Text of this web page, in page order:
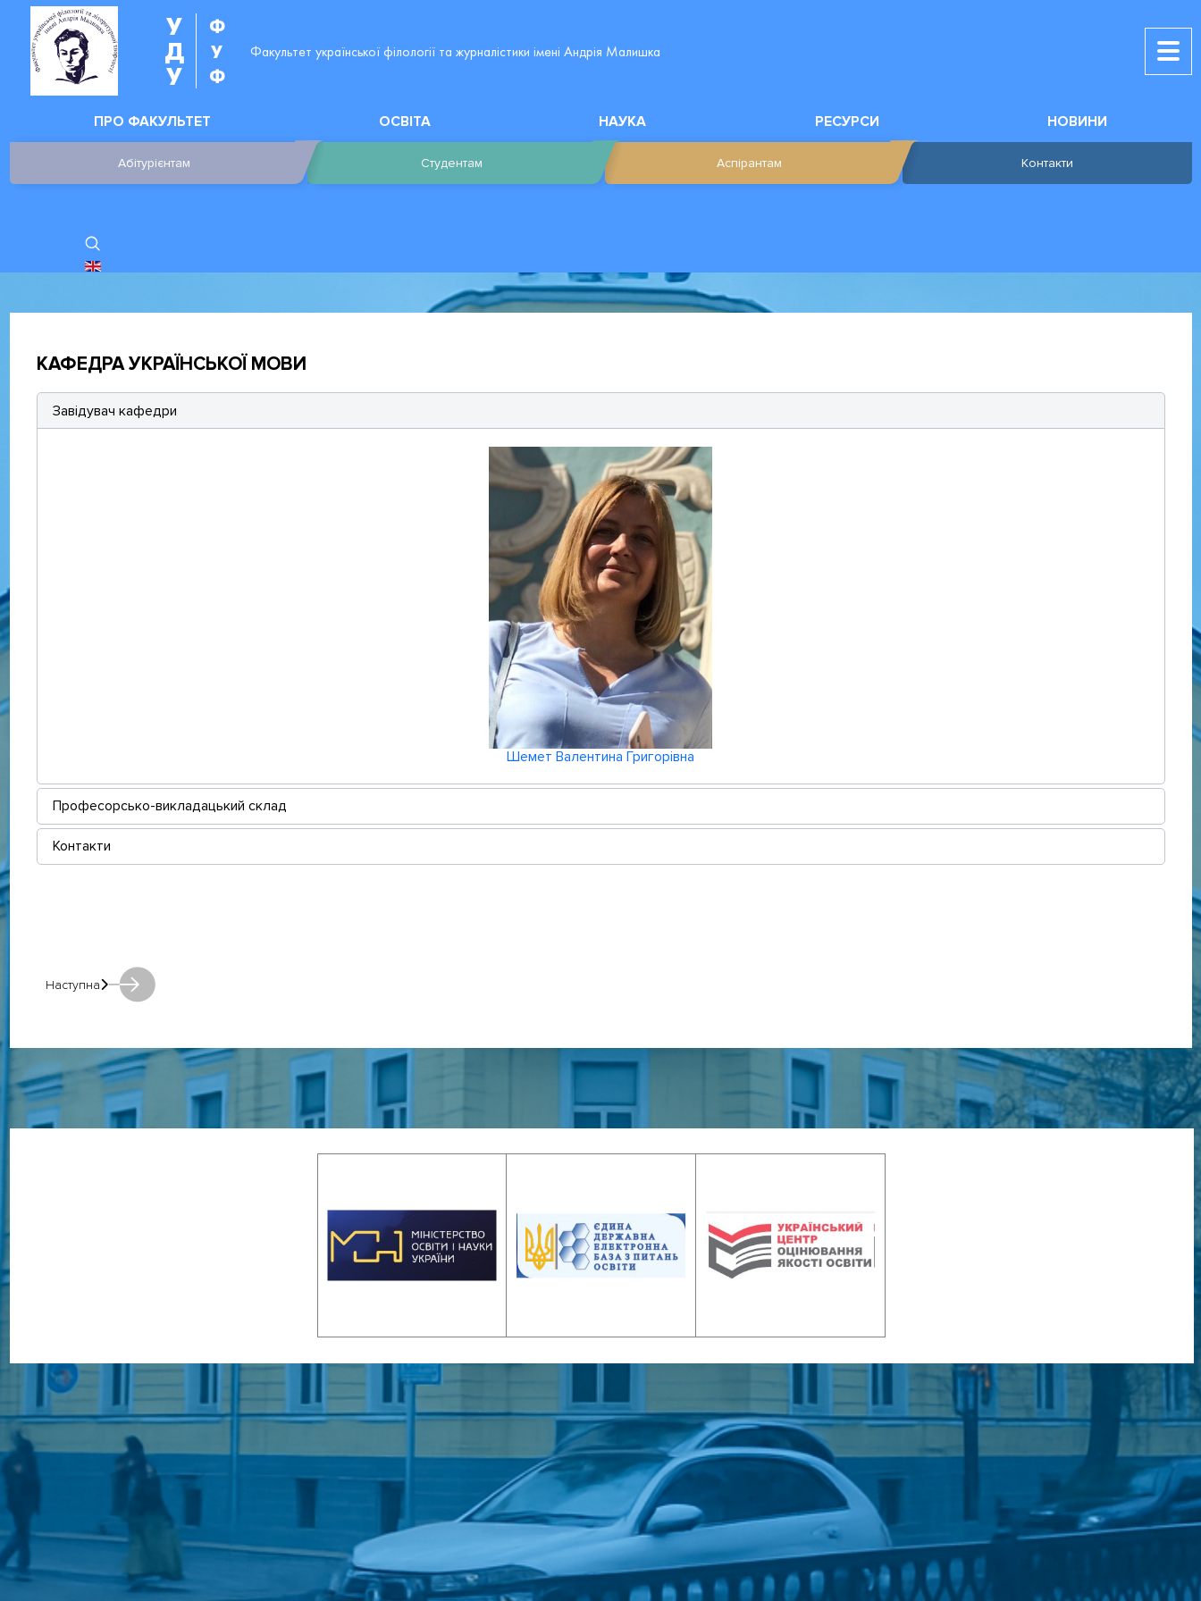
У
Д
У
Ф
У
Ф
Факультет української філології та журналістики імені Андрія Малишка
ПРО ФАКУЛЬТЕТ ОСВІТА НАУКА РЕСУРСИ НОВИНИ
Абітурієнтам Студентам Аспірантам Контакти
ОБЕРІТЬ СВОЮ МОВУ
КАФЕДРА УКРАЇНСЬКОЇ МОВИ
Завідувач кафедри
Шемет Валентина Григорівна
Професорсько-викладацький склад
Контакти
Наступна
Наступна: Наступна